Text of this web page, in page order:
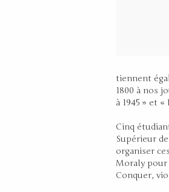
tiennent
1800 à nos
à 1945 » et
Cinq
Supérieur
organiser
Moraly pour
Conquer,